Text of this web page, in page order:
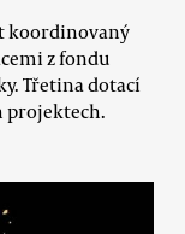
koordinovaný
z fondu
Třetina dotací
projektech.